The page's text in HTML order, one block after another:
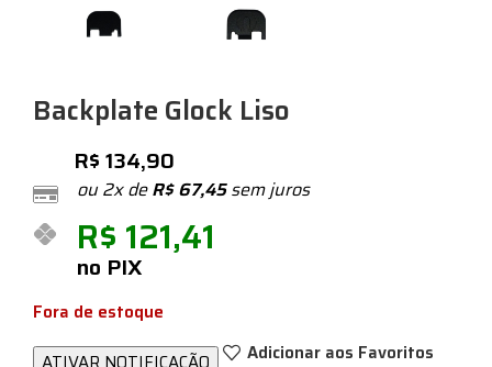
Backplate Glock Liso
R$134,90
ou 2x deR$67,45sem juros
R$ 121,41
no PIX
Fora de estoque
Adicionar aos Favoritos